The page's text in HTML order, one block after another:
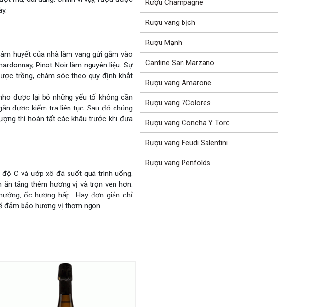
huyết của nhà làm vang gửi gắm vào
Pinot Noir làm nguyên liệu. Sự
trồng, chăm sóc theo quy định khắt
được lại bỏ những yếu tố không cần
được kiểm tra liên tục. Sau đó chúng
thì hoàn tất các khâu trước khi đưa
C và ướp xô đá suốt quá trình uống.
ăn tăng thêm hương vị và trọn ven hơn.
ốc hương hấp….Hay đơn giản chỉ
đảm bảo hương vị thơm ngon.
Rượu Champagne
Rượu vang bịch
Rượu Mạnh
Cantine San Marzano
Rượu vang Amarone
Rượu vang 7Colores
Rượu vang Concha Y Toro
Rượu vang Feudi Salentini
Rượu vang Penfolds